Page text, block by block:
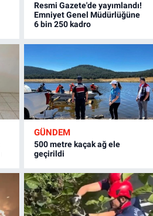
Resmi Gazete'de yayımlandı!
Emniyet Genel Müdürlüğüne
6 bin 250 kadro
GÜNDEM
500 metre kaçak ağ ele
geçirildi